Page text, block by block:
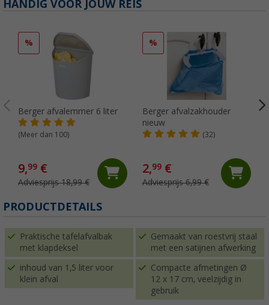
HANDIG VOOR JOUW REIS
%
Berger afvalemmer 6 liter
(Meer dan 100)
9,99 €
Adviesprijs 18,99 €
%
Berger afvalzakhouder
nieuw
(32)
2,99€
Adviesprijs 6,99 €
PRODUCTDETAILS
Praktische tafelafvalbak
met klapdeksel
Gemaakt van roestvrij staal
met een satijnen afwerking
inhoud van 1,5 liter voor
klein afval
Compacte afmetingen Ø
12 x 17 cm, veelzijdig in
gebruik